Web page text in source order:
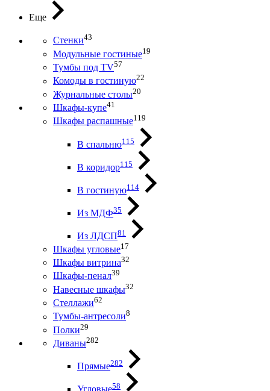
Еще
Стенки43
Модульные гостиные19
Тумбы под ТV57
Комоды в гостиную22
Журнальные столы20
Шкафы-купе41
Шкафы распашные119
В спальню115
В коридор115
В гостиную114
Из МДФ35
Из ЛДСП81
Шкафы угловые17
Шкафы витрина32
Шкафы-пенал39
Навесные шкафы32
Стеллажи62
Тумбы-антресоли8
Полки29
Диваны282
Прямые282
58